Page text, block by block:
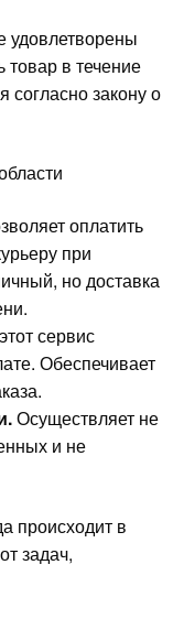
удовлетворены
товар в течение
согласно закону о
оплатить
при
но доставка
сервис
Обеспечивает
Осуществляет не
и не
происходит в
задач,